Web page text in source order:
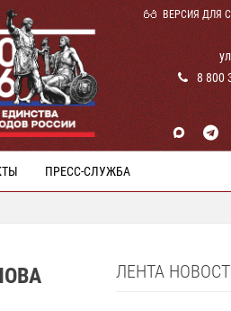
ВЕРСИЯ ДЛЯ
8 800
ПРЕСС-СЛУЖБА
ЛЕНТА